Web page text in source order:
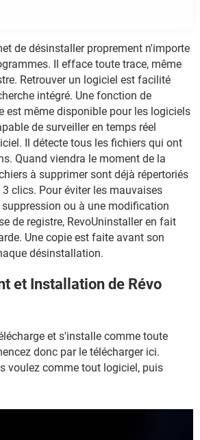
de désinstaller proprement n'importe
Il efface toute trace, même
Retrouver un logiciel est facilité
intégré. Une fonction de
est même disponible pour les logiciels
de surveiller en temps réel
Il détecte tous les fichiers qui ont
Quand viendra le moment de la
à supprimer sont déjà répertoriés
clics. Pour éviter les mauvaises
ou à une modification
de registre, RevoUninstaller en fait
Une copie est faite avant son
désinstallation.
et Installation de Révo
et s'installe comme toute
donc par le télécharger ici.
voulez comme tout logiciel, puis